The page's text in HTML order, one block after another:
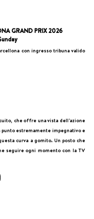
GRAND PRIX 2026
con ingresso tribuna valido
che offre una vista dell'azione
punto estremamente impegnativo e
curva a gomito. Un posto che
seguire ogni momento con la TV